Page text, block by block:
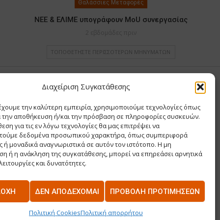
Διαχείριση Συγκατάθεσης
την καλύτερη εμπειρία, χρησιμοποιούμε τεχνολογίες όπως
την αποθήκευση ή/και την πρόσβαση σε πληροφορίες συσκευών.
για τις εν λόγω τεχνολογίες θα μας επιτρέψει να
δεδομένα προσωπικού χαρακτήρα, όπως συμπεριφορά
ή μοναδικά αναγνωριστικά σε αυτόν τον ιστότοπο. Η μη
ή η ανάκληση της συγκατάθεσης, μπορεί να επηρεάσει αρνητικά
και δυνατότητες.
ΔΕΝ ΑΠΟΔΈΧΟΜΑΙ ΠΡΟΒΟΛΉ ΠΡΟΤΙΜΉΣΕΩΝ
Πολιτική CookiesΠολιτική απορρήτου
Θαλάσσιες Μεταφορές
ΝΕΕ & ΕΛΙΜΕ υπογράφουν MoU συνεργασίας
ΤΟΠΟΘΕΤΉΣΤΕ ΠΕΡΙΣΣΌΤΕΡΩΝ ΜΗΝΥΜΆΤΩΝ
Θ ΚΑΙ ΣΙΑ ΜΟΝΟΠΡΟΣΩΠΗ ΙΚΕ
ΕΠΙΚΟΙΝΩΝΊΑ
Κατασκευή Ιστοσελίδων